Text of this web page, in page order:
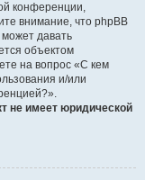
конференции,
внимание, что phpBB
давать
объектом
на вопрос «С кем
и/или
не имеет юридической